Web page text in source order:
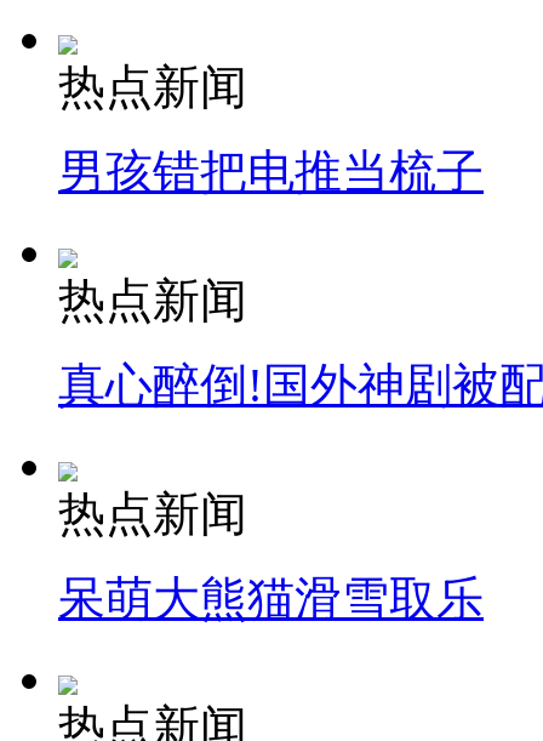
热点新闻
男孩错把电推当梳子
热点新闻
真心醉倒!国外神剧被
热点新闻
呆萌大熊猫滑雪取乐
热点新闻